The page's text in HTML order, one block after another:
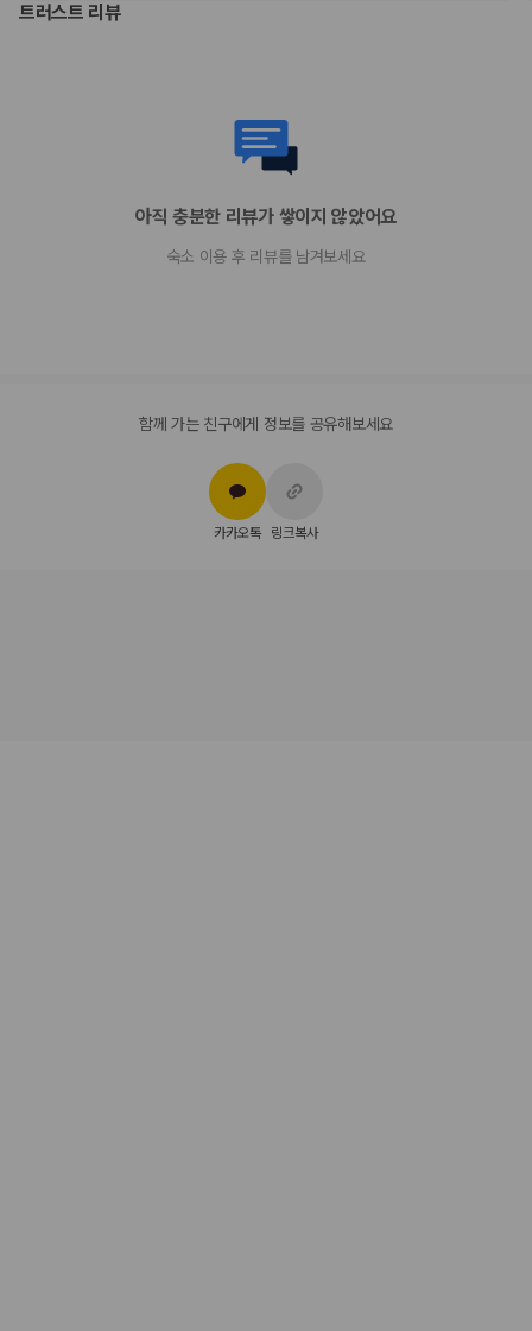
객실 내 무선 인터넷 요금: 1박 기준 USD 15.95(요금 변동 가능)
간이 침대 이용 요금: 1박 기준, USD 125.0
위 목록에 명시되지 않은 다른 항목이 있을 수 있습니다. 요금 및 보증금은 세전
현장 결제 유형 및 수단
장애인 안내 동물 동반 가능
장애인 안내 동물은 요금 및 제한 사항이 면제됩니다.
트러스트 리뷰
아직 충분한 리뷰가 쌓이지 않았어요
숙소 이용 후 리뷰를 남겨보세요
함께 가는 친구에게 정보를 공유해보세요
카카오톡 링크복사